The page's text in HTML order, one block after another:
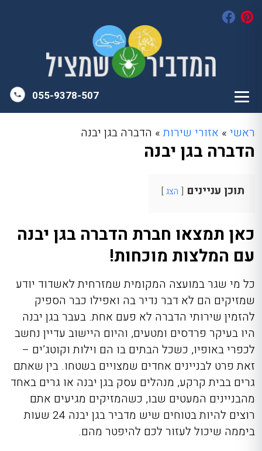
055-9378-507
ראשי » אזורי שירות» הדברה בגן יבנה
הדברה בגן יבנה
תוכן עניינים הצג
כאן תמצאו חברת הדברה בגן יבנה
עם המלצות מוכחות!
כל מי שגר במועצה המקומית שמזרחית לאשדוד יודע
שמזיקים הם לא דבר נדיר בה ואפילו כבר הספיק
להזמין שירותי הדברה לא פעם אחת. בעבר בגן יבנה
היו בעיקר פרדסים ומטעים, והיום היישוב עדיין נחשב
לכפרי באופיו, כשכל הבתים בו הם וילות וקוטג’ים –
זאת פרט לבניינים אחדים שמצויים בשטחו. בין שאתם
גרים בבית קרקע, מנהלים עסק בגן יבנה או גרים באחד
מהבניינים המעטים שבו, כשהמזיקים מגיעים אתם
רוצים להיות בטוחים שיש מדביר בגן יבנה 24 שעות
ביממה שיכול לעזור לכם להיפטר מהם.